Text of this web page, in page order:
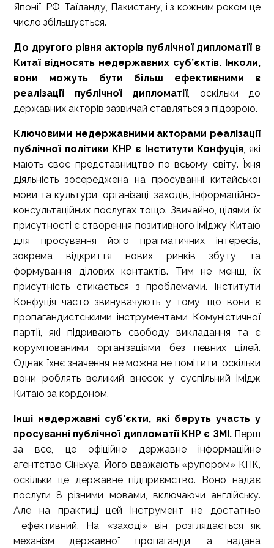
Японії, РФ, Таїланду, Пакистану, і з кожним роком це
число збільшується.
До другого рівня акторів публічної дипломатії в
Китаї відносять недержавних суб’єктів. Інколи,
вони можуть бути більш ефективними в
реалізації публічної дипломатії, оскільки до
державних акторів зазвичай ставляться з підозрою.
Ключовими недержавними акторами реалізації
публічної політики КНР є Інститути Конфуція, які
мають своє представництво по всьому світу. Їхня
діяльність зосереджена на просуванні китайської
мови та культури, організації заходів, інформаційно-
консультаційних послугах тощо. Звичайно, цілями їх
присутності є створення позитивного іміджу Китаю
для просування його прагматичних інтересів,
зокрема відкриття нових ринків збуту та
формування ділових контактів. Тим не менш, їх
присутність стикається з проблемами. Інститути
Конфуція часто звинувачують у тому, що вони є
пропагандистськими інструментами Комуністичної
партії, які підривають свободу викладання та є
корумпованими організаціями без певних цілей.
Однак їхнє значення не можна не помітити, оскільки
вони роблять великий внесок у суспільний імідж
Китаю за кордоном.
Інші недержавні суб’єкти, які беруть участь у
просуванні публічної дипломатії КНР є ЗМІ.Перш
за все, це офіційне державне інформаційне
агентство Сіньхуа. Його вважають «рупором» КПК,
оскільки це державне підприємство. Воно надає
послуги 8 різними мовами, включаючи англійську.
Але на практиці цей інструмент не достатньо
ефективний. На «заході» він розглядається як
механізм державної пропаганди, а надана